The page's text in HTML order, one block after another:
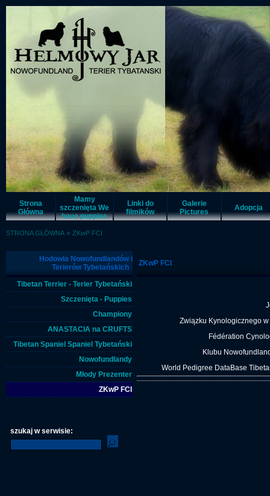
Strona
Główna
Mamy
szczenięta We
have puppies
Linki do
filmików
Galerie
Pictures
Adopcja
STRONA GŁÓWNA » ZKwP FCI
Hodowla Nowofundlandów i
Terierów Tybetańskich
Tibetan Terrier - Terier Tybetański
Szczenięta - Puppies
Championy
ANASTACIA na CRUFTS
Tibetan Spaniel Spaniel Tybetański
Nowofundlandy
Młody Prezenter
ZKwP FCI
szukaj w serwisie:
ZKwP FCI
Związku Kynologicznego
Fédération
Klubu
World Pedigree DataBase